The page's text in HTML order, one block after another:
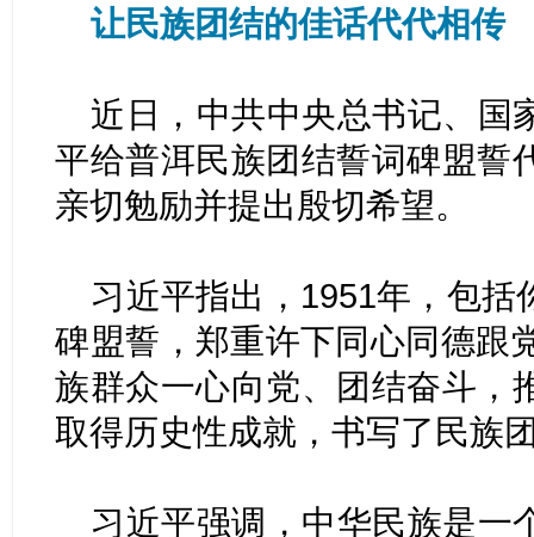
让民族团结的佳话代代相传
近日，中共中央总书记、国
平给普洱民族团结誓词碑盟誓
亲切勉励并提出殷切希望。
习近平指出，1951年，包
碑盟誓，郑重许下同心同德跟
族群众一心向党、团结奋斗，
取得历史性成就，书写了民族
习近平强调，中华民族是一